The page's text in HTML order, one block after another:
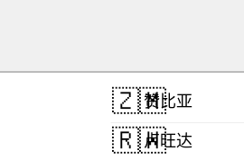
🇿🇲赞比亚
🇷🇼卢旺达